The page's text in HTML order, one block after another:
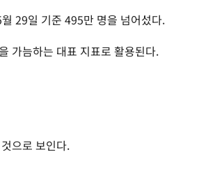
29일 기준 495만 명을 넘어섰다.
가늠하는 대표 지표로 활용된다.
으로 보인다.